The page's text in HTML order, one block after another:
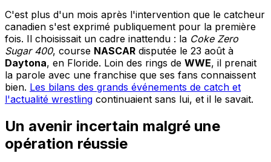
C'est plus d'un mois après l'intervention que le catcheur
canadien s'est exprimé publiquement pour la première
fois. Il choisissait un cadre inattendu : la Coke Zero
Sugar 400, course NASCAR disputée le 23 août à
Daytona, en Floride. Loin des rings de WWE, il prenait
la parole avec une franchise que ses fans connaissent
bien. Les bilans des grands événements de catch et
l'actualité wrestling continuaient sans lui, et il le savait.
Un avenir incertain malgré une
opération réussie